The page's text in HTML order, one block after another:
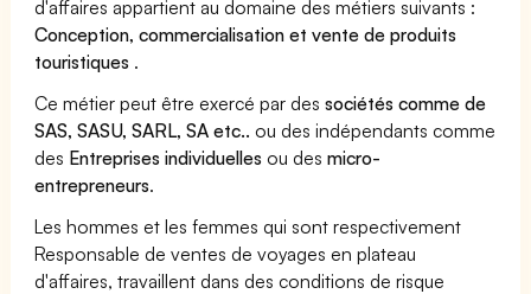
d'affaires appartient au domaine des métiers suivants :
Conception, commercialisation et vente de produits
touristiques .
Ce métier peut être exercé par dessociétés comme de
SAS, SASU, SARL, SA etc.. ou des indépendants comme
des Entreprises individuelles ou desmicro-
entrepreneurs.
Les hommes et les femmes qui sont respectivement
Responsable de ventes de voyages en plateau
d'affaires, travaillent dans des conditions de risque